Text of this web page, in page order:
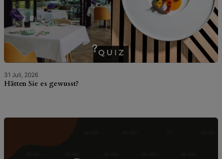
31 Juli, 2026
Hätten Sie es gewusst?